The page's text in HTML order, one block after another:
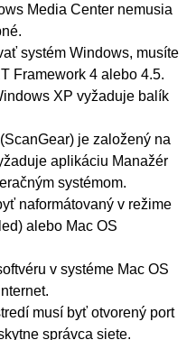
Media Center nemusia
systémWindows, musíte
Framework 4 alebo 4.5.
XP vyžaduje balík
(ScanGear) je založený na
aplikáciu Manažér
systémom.
naformátovaný v režime
alebo Mac OS
v systéme Mac OS
musí byť otvorený port
správca siete.